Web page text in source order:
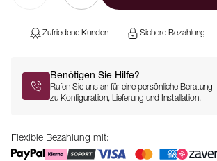
Zufriedene Kunden Sichere Bezahlung
Benötigen Sie Hilfe?
Rufen Sie uns an für eine persönliche Beratung
zu Konfiguration, Lieferung und Installation.
Flexible Bezahlung mit: